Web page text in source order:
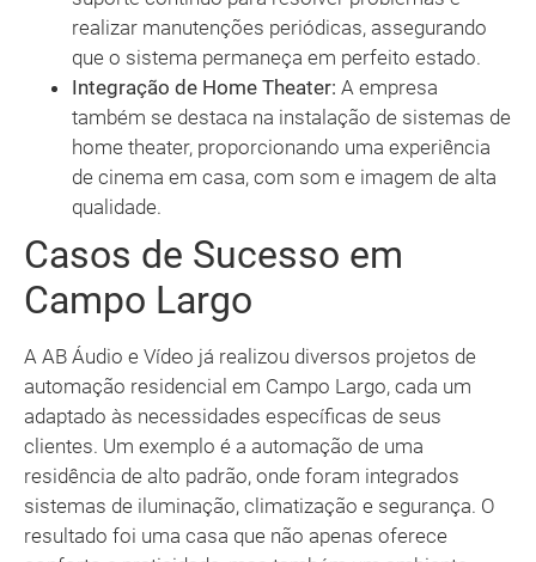
realizar manutenções periódicas, assegurando
que o sistema permaneça em perfeito estado.
Integração de Home Theater: A empresa
também se destaca na instalação de sistemas de
home theater, proporcionando uma experiência
de cinema em casa, com som e imagem de alta
qualidade.
Casos de Sucesso em
Campo Largo
A AB Áudio e Vídeo já realizou diversos projetos de
automação residencial em Campo Largo, cada um
adaptado às necessidades específicas de seus
clientes. Um exemplo é a automação de uma
residência de alto padrão, onde foram integrados
sistemas de iluminação, climatização e segurança. O
resultado foi uma casa que não apenas oferece